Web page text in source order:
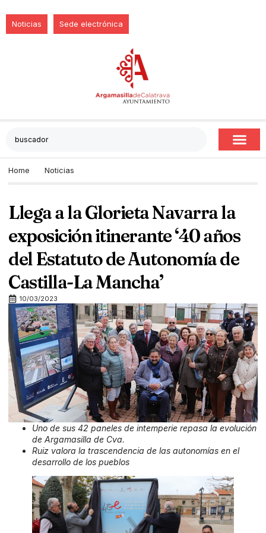
Noticias Sede electrónica
Home Noticias
Llega a la Glorieta Navarra la
exposición itinerante ‘40 años
del Estatuto de Autonomía de
Castilla-La Mancha’
10/03/2023
Uno de sus 42 paneles de intemperie repasa la evolución
de Argamasilla de Cva.
Ruiz valora la trascendencia de las autonomías en el
desarrollo de los pueblos